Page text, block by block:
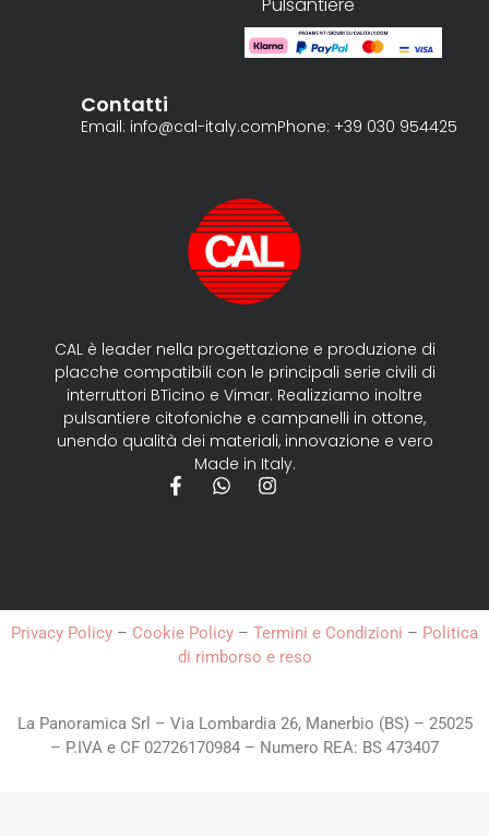
CAL è leader nella progettazione e produzione di
placche compatibili con le principali serie civili di
interruttori BTicino e Vimar. Realizziamo inoltre
pulsantiere citofoniche e campanelli in ottone,
unendo qualità dei materiali, innovazione e vero
Made in Italy.
Contatti
Email: info@cal-italy.comPhone: +39 030 954425
Privacy Policy – Cookie Policy – Termini e Condizioni – Politica
di rimborso e reso
La Panoramica Srl – Via Lombardia 26, Manerbio (BS) – 25025
– P.IVA e CF 02726170984 – Numero REA: BS 473407